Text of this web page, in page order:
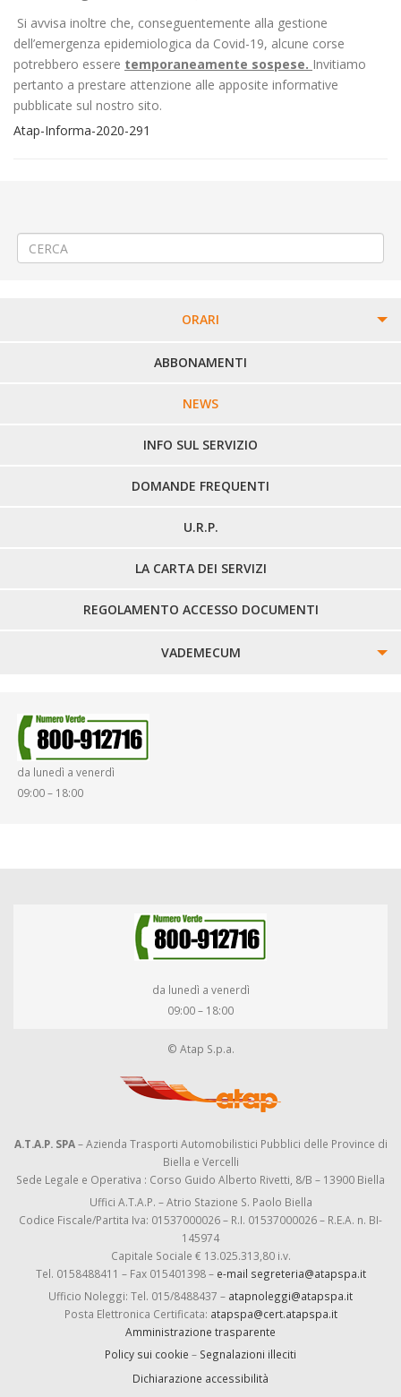
Si avvisa inoltre che, conseguentemente alla gestione
dell’emergenza epidemiologica da Covid-19, alcune corse
potrebbero essere temporaneamente sospese. Invitiamo
pertanto a prestare attenzione alle apposite informative
pubblicate sul nostro sito.
Atap-Informa-2020-291
ORARI
PERCORSI URBANI IN BIELLA
LINEE URBANE VERCELLI
LINEE EXTRAURBANE
ABBONAMENTI
NEWS
INFO SUL SERVIZIO
DOMANDE FREQUENTI
U.R.P.
LA CARTA DEI SERVIZI
REGOLAMENTO ACCESSO DOCUMENTI
VADEMECUM
SMARRIMENTO OGGETTI
da lunedì a venerdì
09:00 – 18:00
da lunedì a venerdì
09:00 – 18:00
© Atap S.p.a.
A.T.A.P. SPA– Azienda Trasporti Automobilistici Pubblici delle Province di
Biella e Vercelli
Sede Legale e Operativa : Corso Guido Alberto Rivetti, 8/B – 13900 Biella
Uffici A.T.A.P. – Atrio Stazione S. Paolo Biella
Codice Fiscale/Partita Iva: 01537000026 – R.I. 01537000026 – R.E.A. n. BI-
145974
Capitale Sociale € 13.025.313,80 i.v.
Tel. 0158488411 – Fax 015401398 – e-mail segreteria@atapspa.it
Ufficio Noleggi: Tel. 015/8488437 – atapnoleggi@atapspa.it
Posta Elettronica Certificata: atapspa@cert.atapspa.it
Amministrazione trasparente
Policy sui cookie – Segnalazioni illeciti
Dichiarazione accessibilità